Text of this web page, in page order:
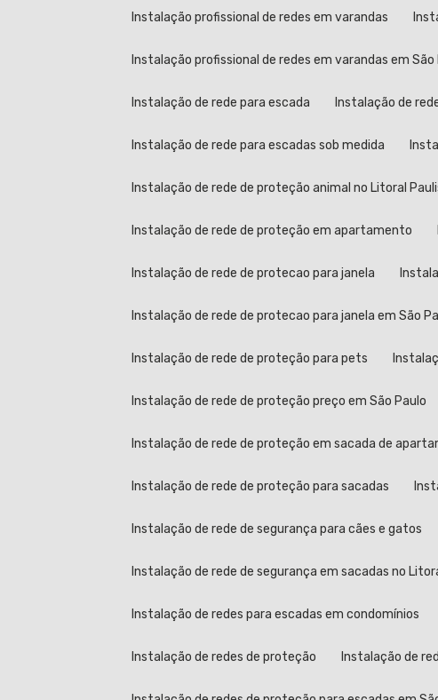
Instalação profissional de redes em varandas
Instalação profissional de redes em varandas em São
Instalação de rede para escada Instalação de
Instalação de rede para escadas sob medida
Instalação de rede de proteção animal no Litoral
Instalação de rede de proteção em apartamento
Instalação de rede de protecao para janela
Instalação de rede de protecao para janela em São
Instalação de rede de proteção para pets
Instalação de rede de proteção preço em São Paulo
Instalação de rede de proteção em sacada de
Instalação de rede de proteção para sacadas
Instalação de rede de segurança para cães e gatos
Instalação de rede de segurança em sacadas no
Instalação de redes para escadas em condomínios
Instalação de redes de proteção Instalação de